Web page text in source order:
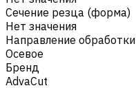
Сечение резца (форма)
Нет значения
Направление обработки
Осевое
Бренд
AdvaCut